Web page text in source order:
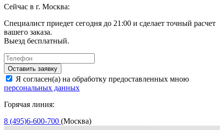
Сейчас в г. Москва:
Специалист приедет сегодня до 21:00 и сделает точный расчет
вашего заказа.
Выезд бесплатный.
Оставить заявку
Я согласен(а) на обработку предоставленных мною
персональных данных
Горячая линия:
8 (495)6-600-700 (Москва)